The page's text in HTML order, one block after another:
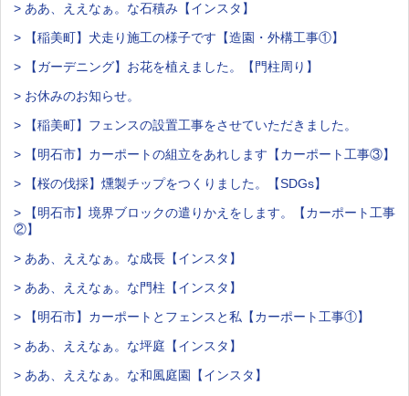
> ああ、ええなぁ。な石積み【インスタ】
> 【稲美町】犬走り施工の様子です【造園・外構工事①】
> 【ガーデニング】お花を植えました。【門柱周り】
> お休みのお知らせ。
> 【稲美町】フェンスの設置工事をさせていただきました。
> 【明石市】カーポートの組立をあれします【カーポート工事③】
> 【桜の伐採】燻製チップをつくりました。【SDGs】
> 【明石市】境界ブロックの遣りかえをします。【カーポート工事
②】
> ああ、ええなぁ。な成長【インスタ】
> ああ、ええなぁ。な門柱【インスタ】
> 【明石市】カーポートとフェンスと私【カーポート工事①】
> ああ、ええなぁ。な坪庭【インスタ】
> ああ、ええなぁ。な和風庭園【インスタ】